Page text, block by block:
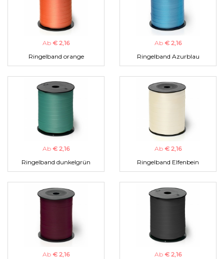
Ab € 2,16
Ringelband orange
Ab € 2,16
Ringelband Azurblau
Ab € 2,16
Ringelband dunkelgrün
Ab € 2,16
Ringelband Elfenbein
Ab € 2,16
Ab € 2,16